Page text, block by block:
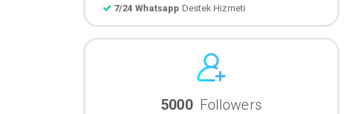
7/24 Whatsapp Destek Hizmeti
5000 Followers